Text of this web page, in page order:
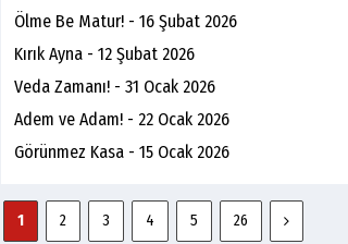
Ölme Be Matur! - 16 Şubat 2026
Kırık Ayna - 12 Şubat 2026
Veda Zamanı! - 31 Ocak 2026
Adem ve Adam! - 22 Ocak 2026
Görünmez Kasa - 15 Ocak 2026
1 2 3 4 5 26